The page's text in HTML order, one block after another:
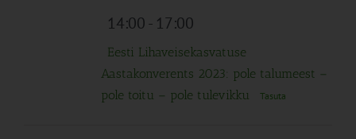
14:00- 17:00
Eesti Lihaveisekasvatuse
Aastakonverents 2023: pole talumeest –
pole toitu – pole tulevikku
Tasuta